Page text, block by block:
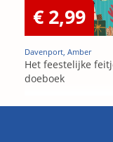
€ 2,99
Davenport, Amber
Het feestelijke
doeboek